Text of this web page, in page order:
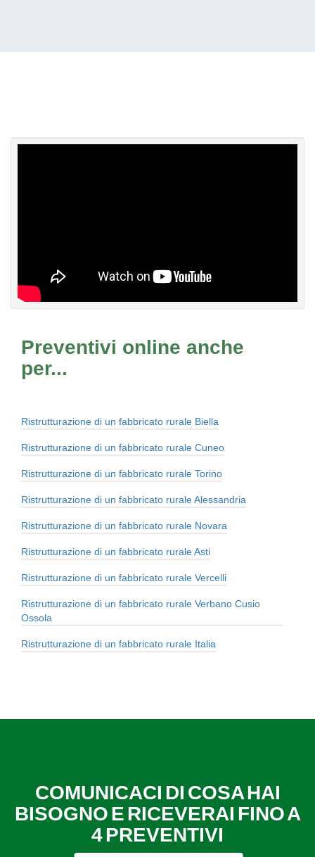
Preventivi online anche
per...
Ristrutturazione di un fabbricato rurale Biella
Ristrutturazione di un fabbricato rurale Cuneo
Ristrutturazione di un fabbricato rurale Torino
Ristrutturazione di un fabbricato rurale Alessandria
Ristrutturazione di un fabbricato rurale Novara
Ristrutturazione di un fabbricato rurale Asti
Ristrutturazione di un fabbricato rurale Vercelli
Ristrutturazione di un fabbricato rurale Verbano Cusio
Ossola
Ristrutturazione di un fabbricato rurale Italia
COMUNICACI DI COSA HAI
BISOGNO E RICEVERAI FINO A
4 PREVENTIVI